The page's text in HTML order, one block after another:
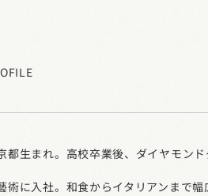
都生まれ。高校卒業後、ダイヤモン
術に入社。和食からイタリアンまで